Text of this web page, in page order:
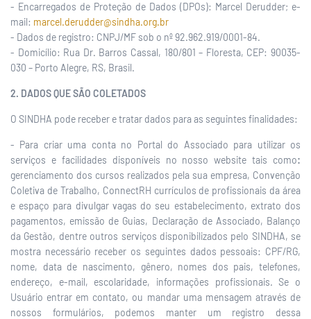
- Encarregados de Proteção de Dados (DPOs): Marcel Derudder; e-
mail: marcel.derudder@sindha.org.br
- Dados de registro: CNPJ/MF sob o nº 92.962.919/0001-84.
- Domicílio: Rua Dr. Barros Cassal, 180/801 – Floresta, CEP: 90035-
030 – Porto Alegre, RS, Brasil.
2. DADOS QUE SÃO COLETADOS
O SINDHA pode receber e tratar dados para as seguintes finalidades:
- Para criar uma conta no Portal do Associado para utilizar os
serviços e facilidades disponíveis no nosso website tais como:
gerenciamento dos cursos realizados pela sua empresa, Convenção
Coletiva de Trabalho, ConnectRH currículos de profissionais da área
e espaço para divulgar vagas do seu estabelecimento, extrato dos
pagamentos, emissão de Guias, Declaração de Associado, Balanço
da Gestão, dentre outros serviços disponibilizados pelo SINDHA, se
mostra necessário receber os seguintes dados pessoais: CPF/RG,
nome, data de nascimento, gênero, nomes dos pais, telefones,
endereço, e-mail, escolaridade, informações profissionais. Se o
Usuário entrar em contato, ou mandar uma mensagem através de
nossos formulários, podemos manter um registro dessa